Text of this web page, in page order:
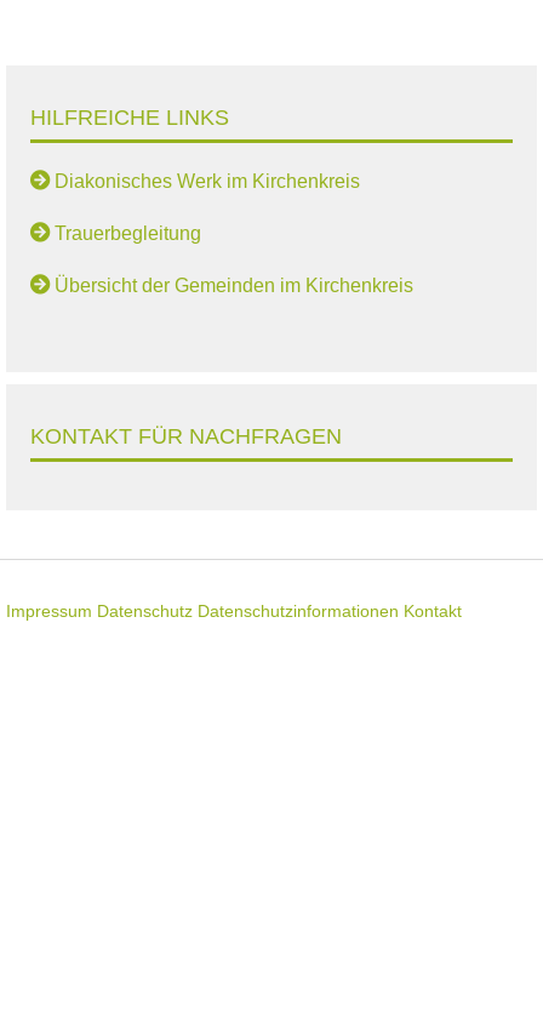
HILFREICHE LINKS
Diakonisches Werk im Kirchenkreis
Trauerbegleitung
Übersicht der Gemeinden im Kirchenkreis
KONTAKT FÜR NACHFRAGEN
Impressum Datenschutz Datenschutzinformationen Kontakt